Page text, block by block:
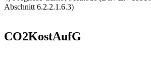
Abschnitt 6.2.2.1.6.3)
CO2KostAufG